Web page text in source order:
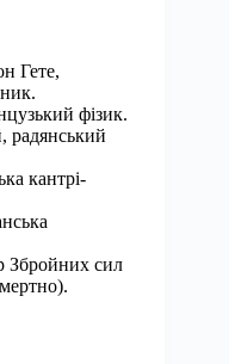
Гете,
фізик.
радянський
кантрі-
Збройних сил